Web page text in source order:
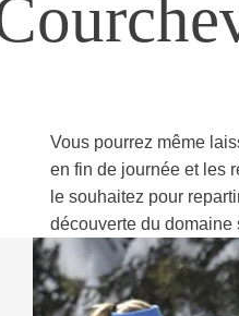
Vous pourrez même
en fin de journée et les
le souhaitez pour
découverte du